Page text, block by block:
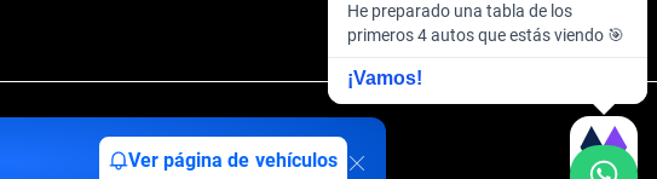
Ver página de vehículos
He preparado una tabla de los
primeros 4 autos que estás viendo 🎯
¡Vamos!
Transparencia Financiera · Sitemap